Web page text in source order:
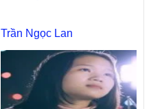
Trần Ngọc Lan